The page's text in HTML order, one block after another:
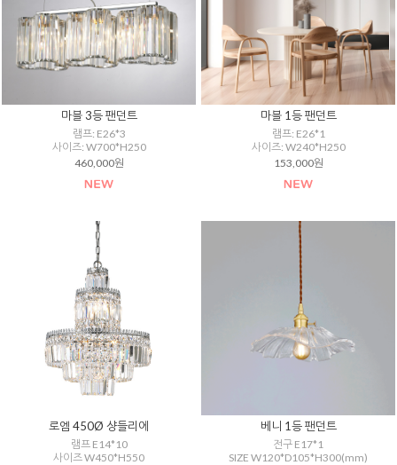
마블 3등 팬던트
램프: E26*3
사이즈: W700*H250
460,000원
마블 1등 팬던트
램프: E26*1
사이즈: W240*H250
153,000원
로엠 450Ø 샹들리에
램프 E14*10
사이즈 W450*H550
베니 1등 팬던트
전구 E17*1
SIZE W120*D105*H300(mm)